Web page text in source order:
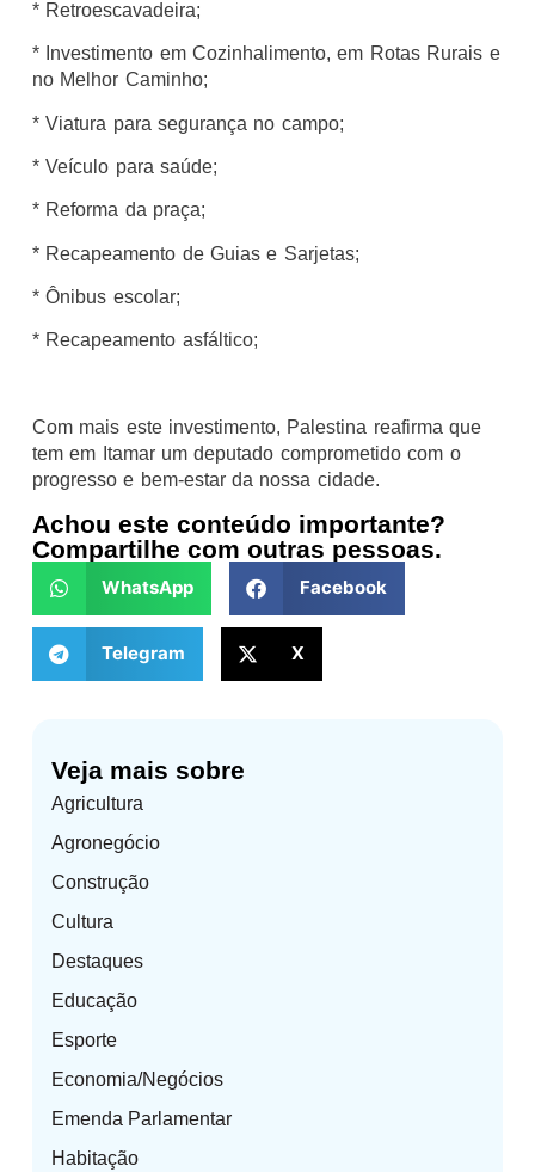
Veja mais sobre
Agricultura
Agronegócio
Construção
Cultura
Destaques
Educação
Esporte
Economia/Negócios
Emenda Parlamentar
Habitação
* Retroescavadeira;
* Investimento em Cozinhalimento, em Rotas Rurais e
no Melhor Caminho;
* Viatura para segurança no campo;
* Veículo para saúde;
* Reforma da praça;
* Recapeamento de Guias e Sarjetas;
* Ônibus escolar;
* Recapeamento asfáltico;
Com mais este investimento, Palestina reafirma que
tem em Itamar um deputado comprometido com o
progresso e bem-estar da nossa cidade.
Achou este conteúdo importante?
Compartilhe com outras pessoas.
WhatsApp Facebook
Telegram X